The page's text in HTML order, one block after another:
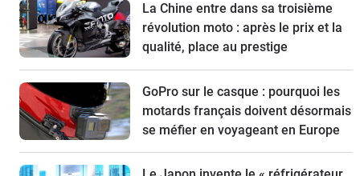
La Chine entre dans sa troisième
révolution moto : après le prix et la
qualité, place au prestige
GoPro sur le casque : pourquoi les
motards français doivent désormais
se méfier en voyageant en Europe